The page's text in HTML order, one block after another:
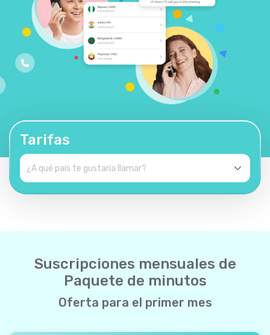
Tarifas
Suscripciones mensuales de
Paquete de minutos
Oferta para el primer mes